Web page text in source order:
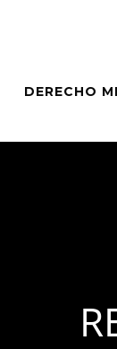
DERECHO